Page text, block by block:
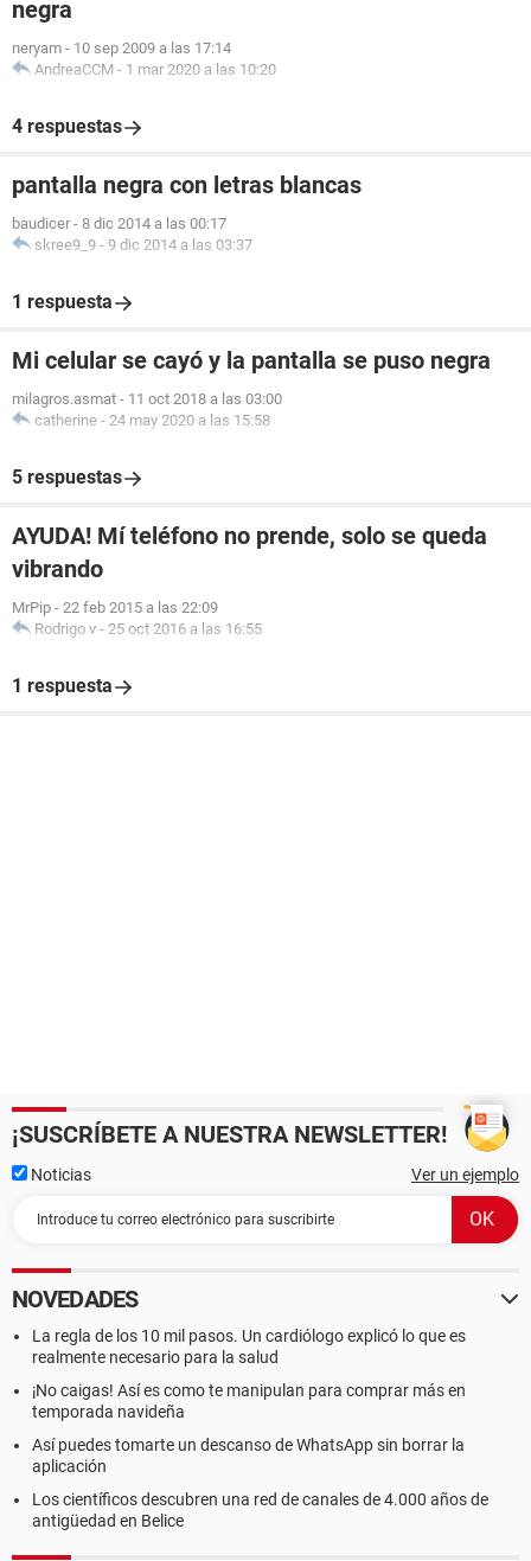
negra
neryam - 10 sep 2009 a las 17:14
AndreaCCM - 1 mar 2020 a las 10:20
4 respuestas
pantalla negra con letras blancas
baudicer - 8 dic 2014 a las 00:17
skree9_9 - 9 dic 2014 a las 03:37
1 respuesta
Mi celular se cayó y la pantalla se puso negra
milagros.asmat - 11 oct 2018 a las 03:00
catherine - 24 may 2020 a las 15:58
5 respuestas
AYUDA! Mí teléfono no prende, solo se queda
vibrando
MrPip - 22 feb 2015 a las 22:09
Rodrigo v - 25 oct 2016 a las 16:55
1 respuesta
¡SUSCRÍBETE A NUESTRA NEWSLETTER!
Noticias Ver un ejemplo
NOVEDADES
La regla de los 10 mil pasos. Un cardiólogo explicó lo que es
realmente necesario para la salud
¡No caigas! Así es como te manipulan para comprar más en
temporada navideña
Así puedes tomarte un descanso de WhatsApp sin borrar la
aplicación
Los científicos descubren una red de canales de 4.000 años de
antigüedad en Belice